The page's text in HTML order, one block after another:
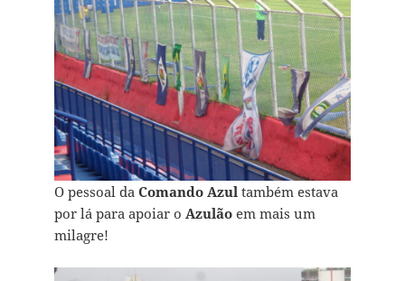
O pessoal da Comando Azultambém estava
por lá para apoiar o Azulãoem mais um
milagre!